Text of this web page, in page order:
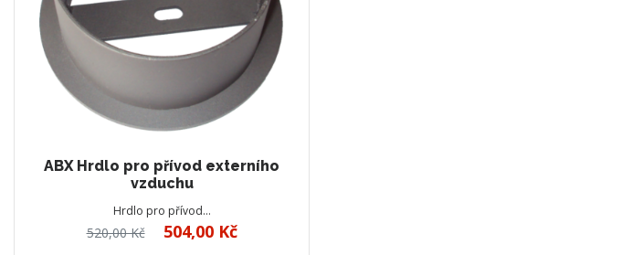
ABX Hrdlo pro přívod externího
vzduchu
Hrdlo pro přívod…
520,00 Kč 504,00 Kč